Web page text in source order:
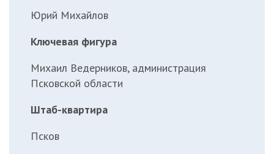
Юрий Михайлов
Ключевая фигура
Михаил Ведерников, администрация
Псковской области
Штаб-квартира
Псков